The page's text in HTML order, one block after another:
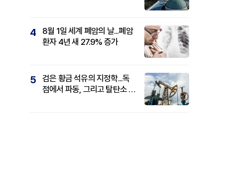
4
8월 1일 세계 폐암의 날...폐암
환자 4년 새 27.9% 증가
5
검은 황금 석유의 지정학...독
점에서 파동, 그리고 탈탄소 패